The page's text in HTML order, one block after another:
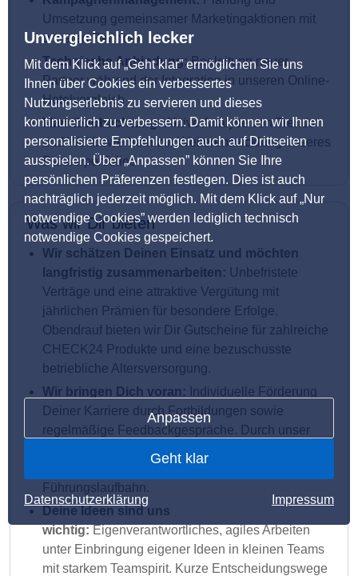
Unvergleichlich lecker
Mit dem Klick auf „Geht klar” ermöglichen Sie uns
Ihnen über Cookies ein verbessertes
Nutzungserlebnis zu servieren und dieses
kontinuierlich zu verbessern. Damit können wir Ihnen
personalisierte Empfehlungen auch auf Drittseiten
ausspielen. Über „Anpassen” können Sie Ihre
persönlichen Präferenzen festlegen. Dies ist auch
nachträglich jederzeit möglich. Mit dem Klick auf „Nur
notwendige Cookies” werden lediglich technisch
notwendige Cookies gespeichert.
Anpassen
Geht klar
Datenschutzerklärung Impressum
Umsetzung gemeinsamer Marketingaktionen mit
unseren Partnern
Technische Anbindung:Begleitung neuer
Partner während der Integration in unseren Online-
Hotelvergleich
Marktbeobachtung:Aktive Analyse von Trends
und Wettbewerbern zur Weiterentwicklung unseres
Partnerportfolios
Was wir Dir bieten
Wir schätzen Deinen Einsatz und möchten
langfristig zusammenarbeiten: Unbefristete
Verträge und eine attraktive Vergütung mit
jährlichen Prämien für besondere Erfolge.
Obendrauf bieten wir Dir Gutscheine für zahlreiche
CHECK24 Produkte und eine bezuschusste
betriebliche Altersversorgung.
Wir bringen Dich voran: Individuelle Förderung
Deiner Karriere durch Fortbildungen sowie
regelmäßige Feedbackgespräche. Durch unser
Führungslaufbahn.
Deine Ideen sind uns
wichtig: Eigenverantwortliches, agiles Arbeiten
unter Einbringung eigener Ideen in kleinen Teams
mit starkem Teamspirit. Kurze Entscheidungswege